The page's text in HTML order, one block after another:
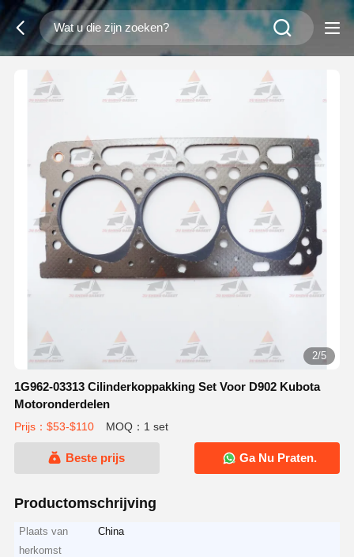
2/5
1G962-03313 Cilinderkoppakking Set Voor D902 Kubota
Motoronderdelen
Prijs：$53-$110 MOQ：1 set
Beste prijs Ga Nu Praten.
Productomschrijving
Plaats van
herkomst
China